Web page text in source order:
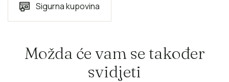
Sigurna kupovina
Možda će vam se također
svidjeti